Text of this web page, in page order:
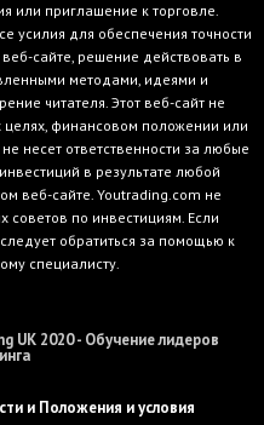
или приглашение к торговле.
усилия для обеспечения точности
сайте, решение действовать в
методами, идеями и
читателя. Этот веб-сайт не
финансовом положении или
несет ответственности за любые
в результате любой
веб-сайте. Youtrading.com не
советов по инвестициям. Если
обратиться за помощью к
специалисту.
UK 2020 - Обучение лидеров
и Положения и условия